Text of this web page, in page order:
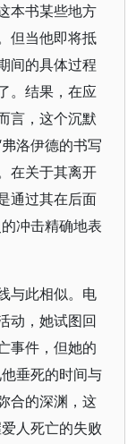
本书某些地方
但当他即将抵
间的具体过程
。结果，在应
言，这个沉默
洛伊德的书写
在关于其离开
通过其在后面
冲击精确地表
与此相似。电
动，她试图回
事件，但她的
垂死的时间与
合的深渊，这
人死亡的失败